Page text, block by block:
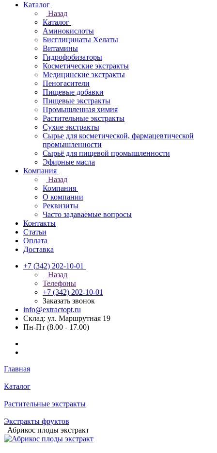
Каталог
Назад
Каталог
Аминокислоты
Бисглицинаты Хелаты
Витамины
Гидрофобизаторы
Косметические экстракты
Медицинские экстракты
Пеногасители
Пищевые добавки
Пищевые экстракты
Промышленная химия
Растительные экстракты
Сухие экстракты
Сырье для косметической, фармацевтической
промышленности
Сырьё для пищевой промышленности
Эфирные масла
Компания
Назад
Компания
О компании
Реквизиты
Часто задаваемые вопросы
Контакты
Статьи
Оплата
Доставка
+7 (342) 202-10-01
Назад
Телефоны
+7 (342) 202-10-01
Заказать звонок
info@extractopt.ru
Склад: ул. Маршрутная 19
Пн-Пт (8.00 - 17.00)
Главная
Каталог
Растительные экстракты
Экстракты фруктов
Абрикос плоды экстракт